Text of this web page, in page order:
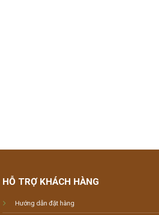
HỖ TRỢ KHÁCH HÀNG
Hướng dẫn đặt hàng